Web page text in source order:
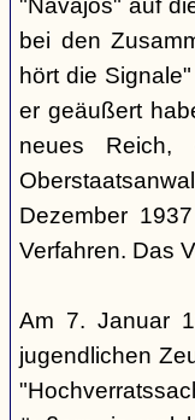
"Navajos" auf
bei den
hört die
er geäußert
neues
Dezember
Verfahren. Das
Am 7. Januar
jugendlichen